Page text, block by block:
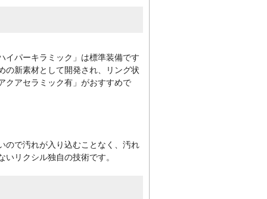
イパーキラミック」は標準装備です
の新素材として開発され、リング状
クアセラミック有」がおすすめで
ので汚れが入り込むことなく、汚れ
リクシル独自の技術です。